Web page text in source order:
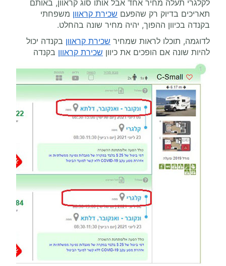
לקלגרי תעלה מחיר אחד אבל אותו סוג קראוון, באותם
תאריכים בדיוק רק שהפעם שכירת קראוון משפחתי
בקנדה בכיוון ההפוך, יהיה מחיר שונה בהחלט.
לדוגמה, תוכלו לראות שמחיר שכירת קראוון בקנדה יכול
להיות שונה אם הופכים את כיוון שכירת קראוון בקנדה